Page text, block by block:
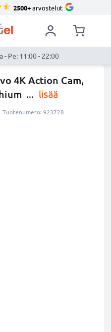
2500+arvostelut
- Pe: 11:00 - 22:00
4K Action Cam,
... lisää
Tuotenumero: 923728